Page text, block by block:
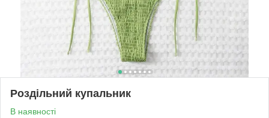
Роздільний купальник
В наявності